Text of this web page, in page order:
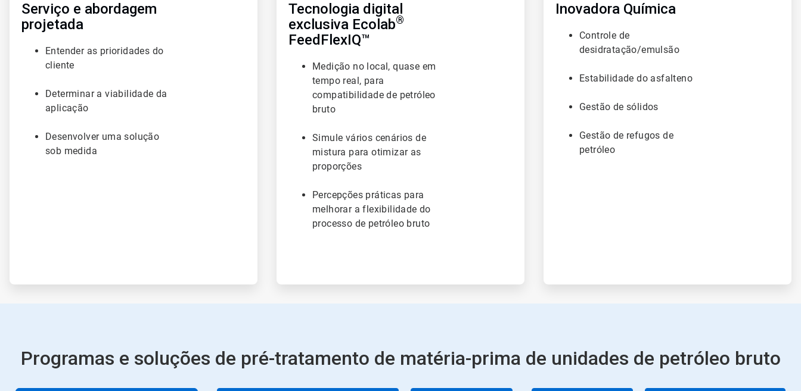
Serviço e abordagem
projetada
Entender as prioridades do
cliente
Determinar a viabilidade da
aplicação
Desenvolver uma solução
sob medida
Tecnologia digital
exclusiva Ecolab®
FeedFlexIQ™
Medição no local, quase em
tempo real, para
compatibilidade de petróleo
bruto
Simule vários cenários de
mistura para otimizar as
proporções
Percepções práticas para
melhorar a flexibilidade do
processo de petróleo bruto
Inovadora Química
Controle de
desidratação/emulsão
Estabilidade do asfalteno
Gestão de sólidos
Gestão de refugos de
petróleo
Programas e soluções de pré-tratamento de matéria-prima de unidades de petróleo bruto